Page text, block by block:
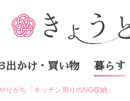
出かけ・買い物 暮らす
りがち「キッチン周りのNG収納」